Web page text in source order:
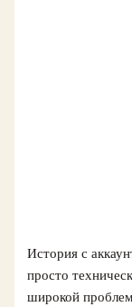
История с
просто
широкой